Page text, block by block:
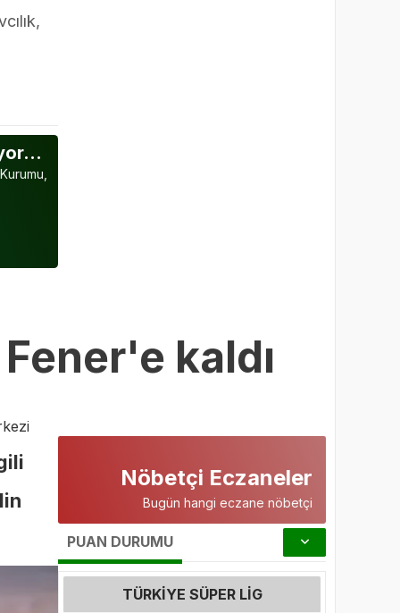
kaldı
Nöbetçi Eczaneler
Bugün hangi eczane nöbetçi
PUAN DURUMU
TÜRKIYE SÜPER LIG